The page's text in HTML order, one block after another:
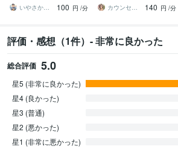
ですから
いやさか☆やすらぎの傾聴者
100 円 /分
占い依存etcカウンセリング事務所☘️オフィスカノン
140 円 /分
評価・感想（1件）- 非常に良かった
総合評価 5.0
星5 (非常に良かった)
星4 (良かった)
星3 (普通)
星2 (悪かった)
星1 (非常に悪かった)